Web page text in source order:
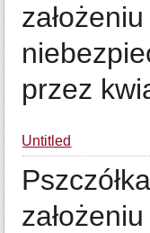
przez
Untitled